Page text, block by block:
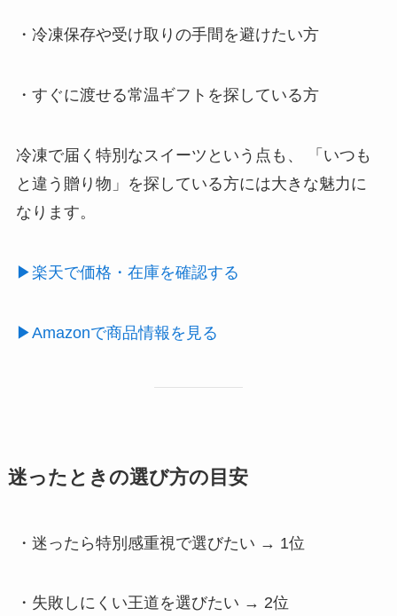
・冷凍保存や受け取りの手間を避けたい方
・すぐに渡せる常温ギフトを探している方
冷凍で届く特別なスイーツという点も、 「いつも
と違う贈り物」を探している方には大きな魅力に
なります。
▶楽天で価格・在庫を確認する
▶Amazonで商品情報を見る
迷ったときの選び方の目安
・迷ったら特別感重視で選びたい → 1位
・失敗しにくい王道を選びたい → 2位